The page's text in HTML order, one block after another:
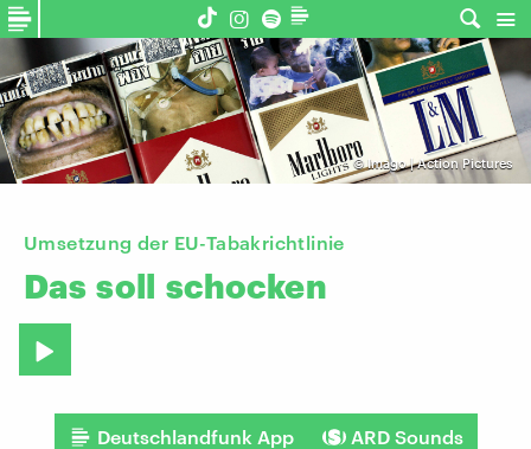
© Imago | Action Pictures
Umsetzung der EU-Tabakrichtlinie
Das soll schocken
Deutschlandfunk App ARD Sounds